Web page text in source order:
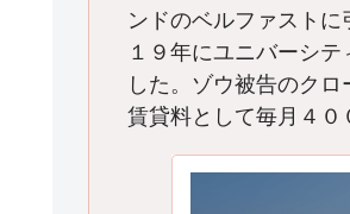
ンドのベルファスト
１９年にユニバーシ
した。ゾウ被告のク
賃貸料として毎月４０